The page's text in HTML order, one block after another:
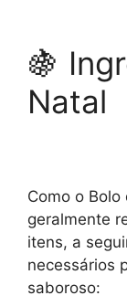
🍇
Natal
Como o
geralmente
itens, a
necessários
saboroso: